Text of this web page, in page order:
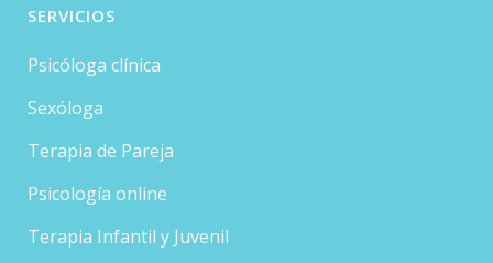
SERVICIOS
Psicóloga clínica
Sexóloga
Terapia de Pareja
Psicología online
Terapia Infantil y Juvenil